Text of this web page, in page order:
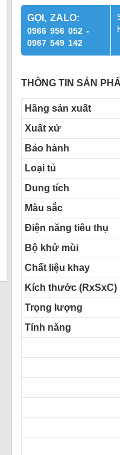
GỌI, ZALO:
0966 956 052 -
0967 549 142
THÔNG TIN SẢN
Hãng sản xuất
Xuất xứ
Bảo hành
Loại tủ
Dung tích
Màu sắc
Điện năng tiêu thụ
Bộ khử mùi
Chất liệu khay
Kích thước (RxSxC)
Trọng lượng
Tính năng